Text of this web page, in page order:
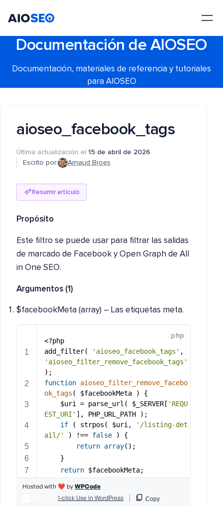
Documentación de AIOSEO
Documentación, materiales de referencia y tutoriales
para AIOSEO
aioseo_facebook_tags
Última actualización el 15 de abril de 2026
Escrito por:
Arnaud Broes
Resumir artículo
Propósito
Este filtro se puede usar para filtrar las salidas
de marcado de Facebook y Open Graph de All
in One SEO.
Argumentos (1)
$facebookMeta (array) – Las etiquetas meta.